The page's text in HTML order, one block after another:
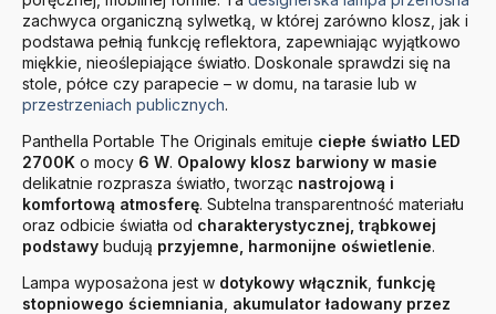
zachwyca organiczną sylwetką, w której zarówno klosz, jak i
podstawa pełnią funkcję reflektora, zapewniając wyjątkowo
miękkie, nieoślepiające światło. Doskonale sprawdzi się na
stole, półce czy parapecie – w domu, na tarasie lub w
przestrzeniach publicznych.
Panthella Portable The Originals emituje ciepłe światło LED
2700K o mocy 6 W. Opalowy klosz barwiony w masie
delikatnie rozprasza światło, tworząc nastrojową i
komfortową atmosferę. Subtelna transparentność materiału
oraz odbicie światła od charakterystycznej, trąbkowej
podstawy budują przyjemne, harmonijne oświetlenie.
Lampa wyposażona jest w dotykowy włącznik funkcję
stopniowego ściemniania akumulator ładowany przez